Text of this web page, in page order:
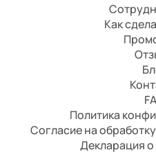
Как
Политика
Согласие на
Декларация о